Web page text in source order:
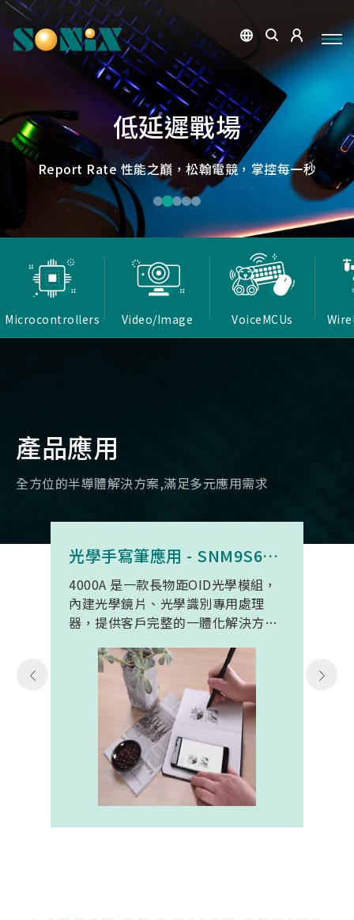
微小核心，巨大力量
松翰MCU：極致效能，智慧應用無所不在
低延遲戰場
Report Rate 性能之巔，松翰電競，掌控每一秒
捕捉每個清晰瞬間
高畫質ISP技術，支援HDR/3D降噪，提供卓越影像處理
能力
點讀魔法，數位學習新體驗
OID光學辨識技術，紙本內容瞬間數位化，開啟互動新篇
章
低延遲，無線視界
確保流暢穩定的影像傳輸
Microcontrollers Video/Image VoiceMCUs
產品應用
全方位的半導體解決方案,滿足多元應用需求
光學手寫筆應用 - SNM9S6100BC4000A
4000A 是一款長物距OID光學模組，
內建光學鏡片、光學識別專用處理
器，提供客戶完整的一體化解決方
置開發。模組在保持小型化的同時，
延伸了可用物距範圍，使其能在離紙
面更遠的位置仍精確讀取碼點，同時
內建的高幀率SoC，能確保書寫筆跡
的連續與準確。 透過4000A模組能有
效縮短客戶開發週期，並確保在小型
裝置中仍維持高精度與穩定度，讓產
品能夠以最自然的方式，將紙本與數
位內容緊密連結。